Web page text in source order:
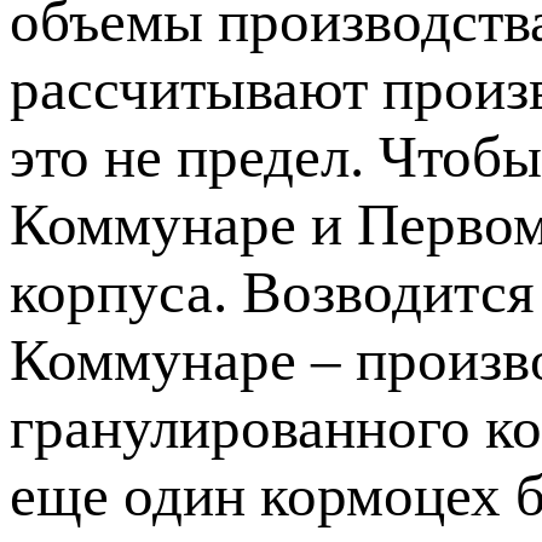
объемы
рассчитывают
это не предел.
Коммунаре и
корпуса.
Коммунаре –
гранулированного
еще один кормоцех